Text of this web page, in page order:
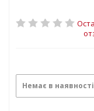
Немає в наявності